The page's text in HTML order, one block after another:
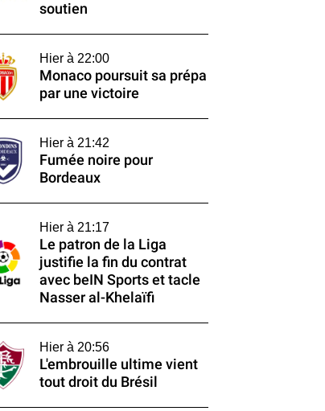
soutien
Hier à 22:00
Monaco poursuit sa prépa
par une victoire
Hier à 21:42
Fumée noire pour
Bordeaux
Hier à 21:17
Le patron de la Liga
justifie la fin du contrat
avec beIN Sports et tacle
Nasser al-Khelaïfi
Hier à 20:56
L'embrouille ultime vient
tout droit du Brésil